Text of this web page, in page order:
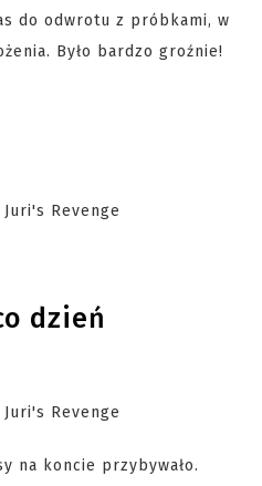
do odwrotu z próbkami, w
Było bardzo groźnie!
dzień
na koncie przybywało.